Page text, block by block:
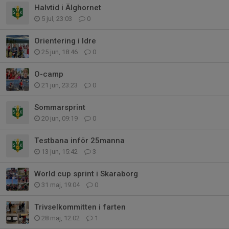
Halvtid i Älghornet
5 jul, 23:03 0
Orientering i Idre
25 jun, 18:46 0
O-camp
21 jun, 23:23 0
Sommarsprint
20 jun, 09:19 0
Testbana inför 25manna
13 jun, 15:42 3
World cup sprint i Skaraborg
31 maj, 19:04 0
Trivselkommitten i farten
28 maj, 12:02 1